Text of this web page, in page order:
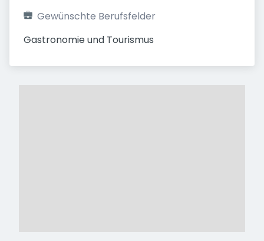
Gewünschte Berufsfelder
Gastronomie und Tourismus